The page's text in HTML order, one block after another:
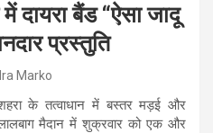
दायरा बैंड “ऐसा जादू
प्रस्तुति
Marko
के तत्वाधान में बस्तर मड़ई और
मैदान में शुक्रवार को एक और